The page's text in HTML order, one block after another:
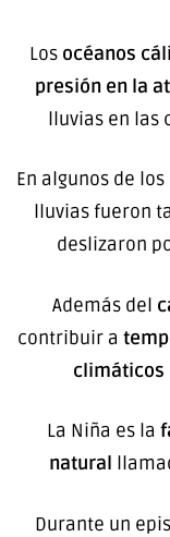
Los océanos
presión en la
lluvias en las
En algunos de
lluvias fueron
deslizaron
Además del
contribuir a
climáticos
La Niña es la
natural
Durante un